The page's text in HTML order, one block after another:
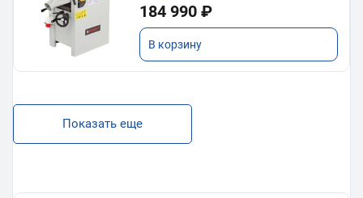
184 990 ₽
В корзину
Показать еще